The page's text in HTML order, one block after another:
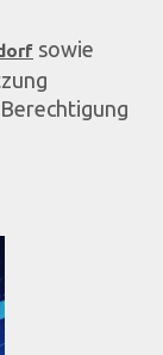
sowie